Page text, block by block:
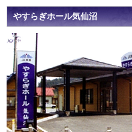
やすらぎホール気仙沼